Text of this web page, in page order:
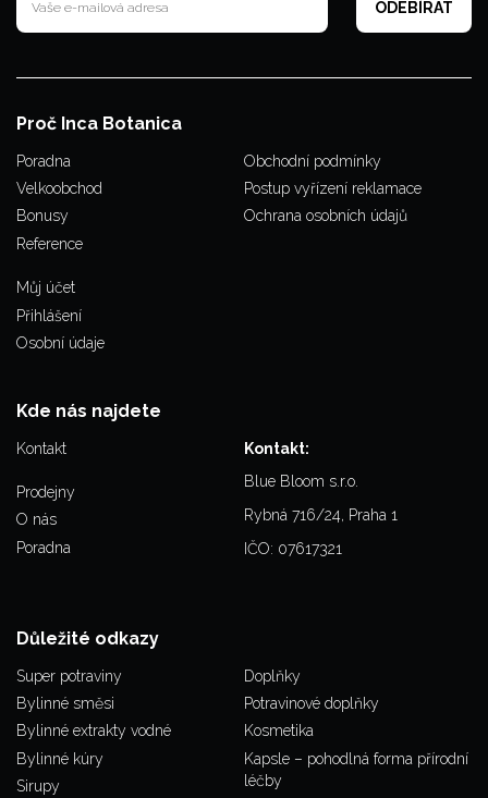
Proč Inca Botanica
Poradna
Velkoobchod
Bonusy
Reference
Obchodní podmínky
Postup vyřízení reklamace
Ochrana osobních údajů
Můj účet
Přihlášení
Osobní údaje
Kde nás najdete
Kontakt
Prodejny
O nás
Poradna
Kontakt:
Blue Bloom s.r.o.
Rybná 716/24, Praha 1
IČO: 07617321
Důležité odkazy
Super potraviny
Bylinné směsi
Bylinné extrakty vodné
Bylinné kúry
Sirupy
Doplňky
Potravinové doplňky
Kosmetika
Kapsle – pohodlná forma přírodní
léčby